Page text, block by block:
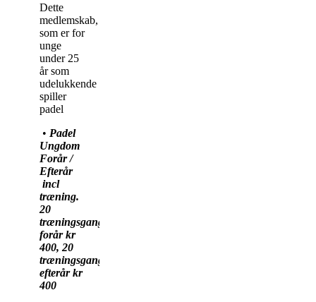
Dette
medlemskab,
som er for
unge
under 25
år som
udelukkende
spiller
padel
• Padel
Ungdom
Forår /
Efterår
incl
træning.
20
træningsgange
forår kr
400, 20
træningsgange
efterår kr
400